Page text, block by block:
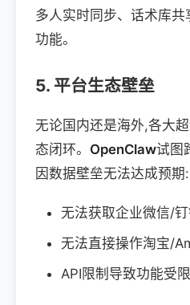
多人实时同步、话术库
功能。
5. 平台生态壁垒
无论国内还是海外,各大
态闭环。 OpenClaw试图
因数据壁垒无法达成预期:
无法获取企业微信/
无法直接操作淘宝/
API限制导致功能受限